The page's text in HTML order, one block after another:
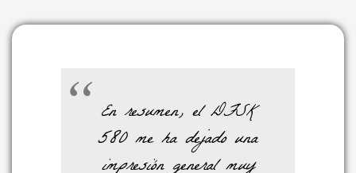
En resumen, el DFSK
580 me ha dejado una